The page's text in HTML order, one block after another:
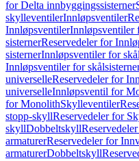
for Delta innbyggingssisterner
skylleventilerInnløpsventiler
InnløpsventilerInnløpsventiler
sisternerReservedeler for
sisternerInnløpsventiler for
Innløpsventiler for
universelleReservedeler for
universelleInnløpsventil for
for MonolithSkylleventiler
stopp-skyllReservedeler for
skyllDobbeltskyll
armaturerReservedeler for
armaturerDobbeltskyll